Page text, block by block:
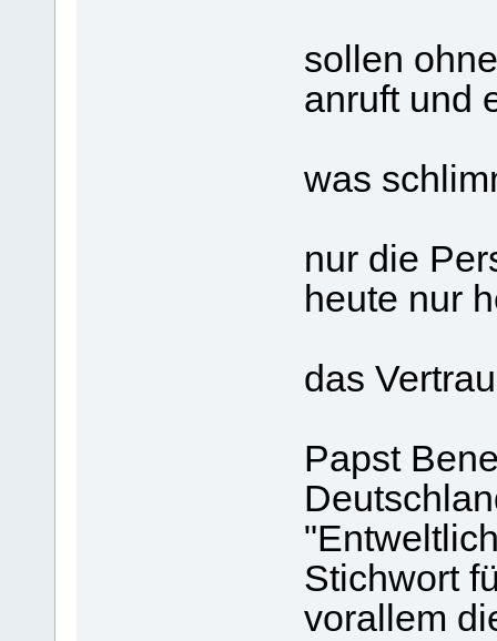
sollen
anruft und
was
nur die
heute nur
das
Papst
Stichwort
vorallem